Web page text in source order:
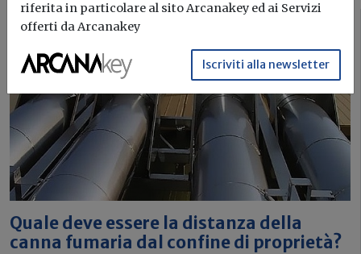
Fisco
Quale deve essere la distanza della
canna fumaria dal confine di proprietà?
riferita in particolare al sito Arcanakey ed ai Servizi
offerti da Arcanakey
Iscriviti alla newsletter